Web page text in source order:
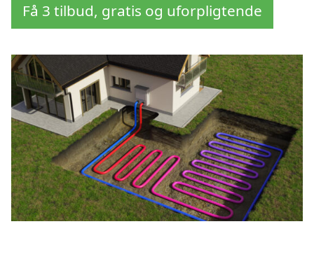
Få 3 tilbud, gratis og uforpligtende